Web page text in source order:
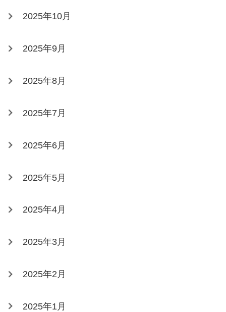
2025年10月
2025年9月
2025年8月
2025年7月
2025年6月
2025年5月
2025年4月
2025年3月
2025年2月
2025年1月